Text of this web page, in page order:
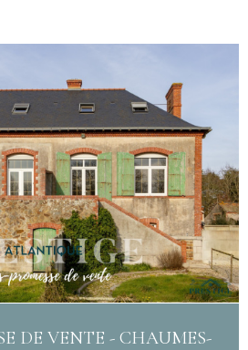
DE VENTE - CHAUMES-